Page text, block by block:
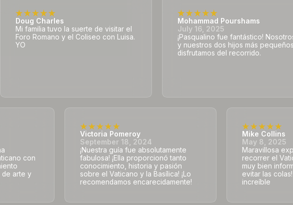
Doug Charles
Mi familia tuvo la suerte de visitar el
Foro Romano y el Coliseo con Luisa.
YO
Mohammad Pourshams
July 16, 2025
¡Pasqualino fue fantástico!
y nuestros dos hijos más pequeños
disfrutamos del recorrido.
con
arte y
Victoria Pomeroy
September 18, 2024
¡Nuestra guía fue absolutamente
fabulosa! ¡Ella proporcionó tanto
conocimiento, historia y pasión
sobre el Vaticano y la Basílica! ¡Lo
recomendamos encarecidamente!
Mike Collins
May 8, 2025
Maravillosa
recorrer el
muy bien
evitar las
increíble